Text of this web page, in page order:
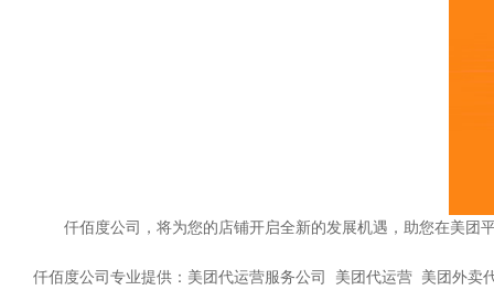
仟佰度公司，将为您的店铺开启全新的发展机遇，助您在美团
仟佰度公司专业提供： 美团代运营服务公司 美团代运营 美团外卖